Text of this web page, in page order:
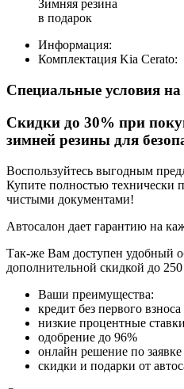
Зимняя резина
в подарок
Информация:
Комплектация Kia Cerato:
Специальные условия
Скидки до 30% при
зимней резины для
Воспользуйтесь выгодным
Купите полностью технически
чистыми документами!
Автосалон дает гарантию на
Так-же Вам доступен удобный
дополнительной скидкой до
Ваши преимущества:
кредит без первого взноса
низкие процентные
одобрение до 96%
онлайн решение по
скидки и подарки от